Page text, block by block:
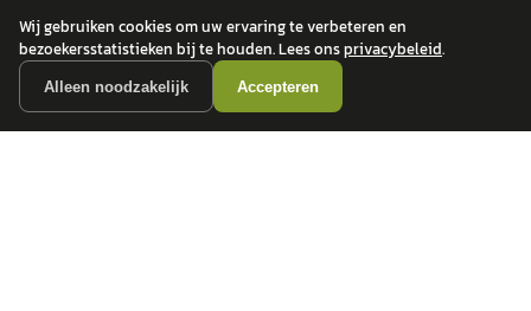
Wij gebruiken cookies om uw ervaring te verbeteren en
bezoekersstatistieken bij te houden. Lees onsprivacybeleid.
Alleen noodzakelijk Accepteren